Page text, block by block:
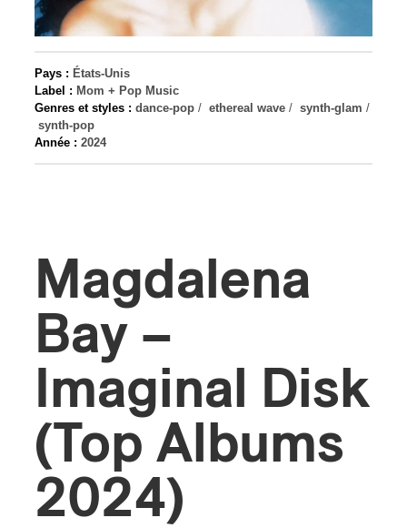
Pays : États-Unis
Label : Mom + Pop Music
Genres et styles : dance-pop / ethereal wave / synth-glam /
synth-pop
Année : 2024
Magdalena
Bay –
Imaginal Disk
(Top Albums
2024)